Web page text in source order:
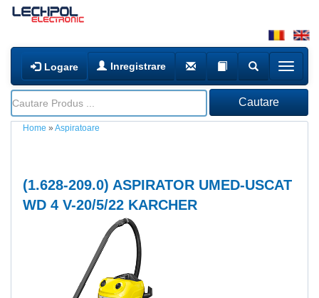
Logare Inregistrare
Home » Aspiratoare
(1.628-209.0) ASPIRATOR UMED-USCAT
WD 4 V-20/5/22 KARCHER